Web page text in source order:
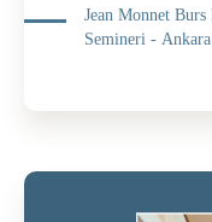
Jean Monnet
Semineri - Ankara